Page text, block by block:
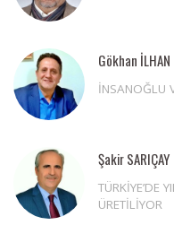
Gökhan İLHAN
İNSANOĞLU
Şakir SARIÇAY
TÜRKİYE’DE
ÜRETİLİYOR